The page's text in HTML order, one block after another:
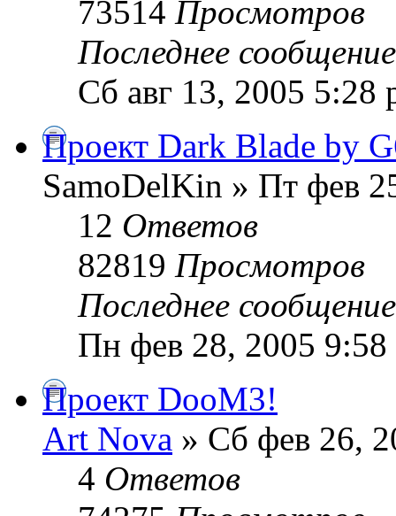
73514 Просмотров
Последнее
Сб авг 13, 2005 5:28
Проект Dark Blade by
SamoDelKin » Пт фев
12 Ответов
82819 Просмотров
Последнее
Пн фев 28, 2005 9:58
Проект DooM3!
Art Nova » Сб фев 26,
4 Ответов